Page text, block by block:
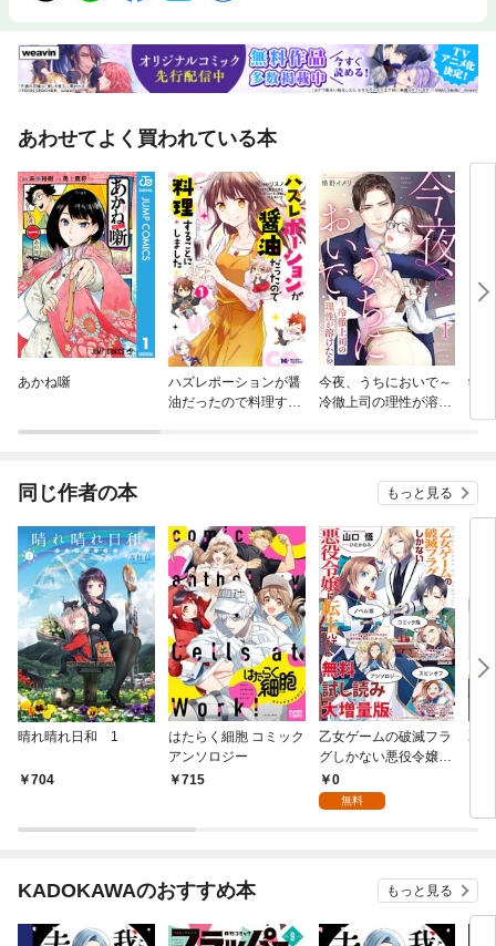
あわせてよく買われている本
あかね噺
ハズレポーションが醤
油だったので料理する
今夜、うちにおいで～
冷徹上司の理性が溶け
学
同じ作者の本 もっと見る
晴れ晴れ日和 1
704
はたらく細胞 コミック
アンソロジー
715
乙女ゲームの破滅フラ
グしかない悪役令嬢に
転生してしまった… 無
料試し読み大増量版
0
無料
乙
KADOKAWAのおすすめ本 もっと見る